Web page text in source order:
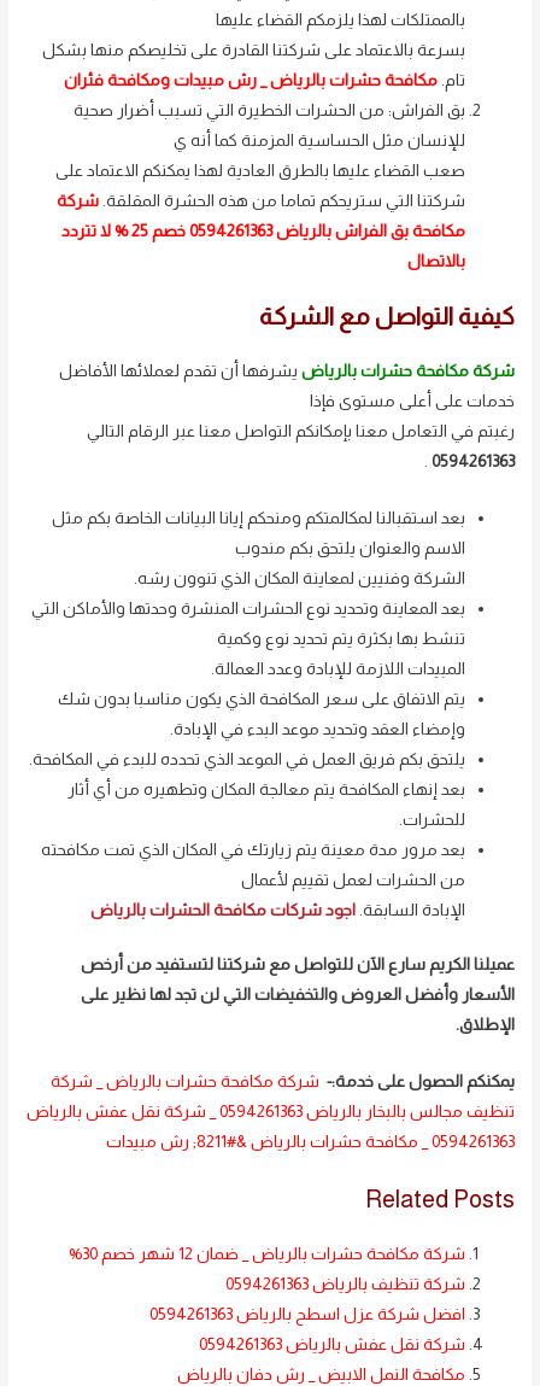
بالممتلكات لهذا يلزمكم القضاء عليها
بسرعة بالاعتماد على شركتنا القادرة على تخليصكم منها بشكل
تام.مكافحة حشرات بالرياض _ رش مبيدات ومكافحة فئران
بق الفراش: من الحشرات الخطيرة التي تسبب أضرار صحية
للإنسان مثل الحساسية المزمنة كما أنه ي
صعب القضاء عليها بالطرق العادية لهذا يمكنكم الاعتماد على
شركتنا التي ستريحكم تماما من هذه الحشرة المقلقة. شركة
مكافحة بق الفراش بالرياض 0594261363 خصم 25 % لا تتردد
بالاتصال
كيفية التواصل مع الشركة
شركة مكافحة حشرات بالرياض يشرفها أن تقدم لعملائها الأفاضل
خدمات على أعلى مستوى فإذا
رغبتم في التعامل معنا بإمكانكم التواصل معنا عبر الرقام التالي
0594261363
.
بعد استقبالنا لمكالمتكم ومنحكم إيانا البيانات الخاصة بكم مثل
الاسم والعنوان يلتحق بكم مندوب
الشركة وفنيين لمعاينة المكان الذي تنوون رشه.
بعد المعاينة وتحديد نوع الحشرات المنشرة وحدتها والأماكن التي
تنشط بها بكثرة يتم تحديد نوع وكمية
المبيدات اللازمة للإبادة وعدد العمالة.
يتم الاتفاق على سعر المكافحة الذي يكون مناسبا بدون شك
وإمضاء العقد وتحديد موعد البدء في الإبادة.
يلتحق بكم فريق العمل في الموعد الذي تحدده للبدء في المكافحة.
بعد إنهاء المكافحة يتم معالجة المكان وتطهيره من أي أثار
للحشرات.
بعد مرور مدة معينة يتم زيارتك في المكان الذي تمت مكافحته
من الحشرات لعمل تقييم لأعمال
الإبادة السابقة اجود شركات مكافحة الحشرات بالرياض
عميلنا الكريم سارع الآن للتواصل مع شركتنا لتستفيد من أرخص
الأسعار وأفضل العروض والتخفيضات التي لن تجد لها نظير على
الإطلاق.
يمكنكم الحصول على خدمة:- شركة مكافحة حشرات بالرياض
شركة
تنظيف مجالس بالبخار بالرياض 0594261363
شركة نقل عفش بالرياض
0594261363
مكافحة حشرات بالرياض &#8211; رش مبيدات
Related Posts
شركة مكافحة حشرات بالرياض _ ضمان 12 شهر خصم 30%
شركة تنظيف بالرياض 0594261363
افضل شركة عزل اسطح بالرياض 0594261363
شركة نقل عفش بالرياض 0594261363
مكافحة النمل الابيض _ رش دفان بالرياض